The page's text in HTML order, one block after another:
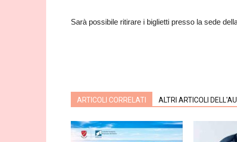
Sarà possibile ritirare i biglietti presso la sede
ARTICOLI CORRELATI ALTRI ARTICOLI